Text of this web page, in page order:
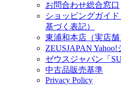
お問合わせ総合窓口
ショッピングガイ
基づく表記）
東浦和本店（実店舗
ZEUSJAPAN
ゼウスジャパン「
中古品販売基準
Privacy Policy